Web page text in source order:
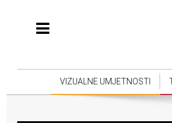
VIZUALNE UMJETNOSTI